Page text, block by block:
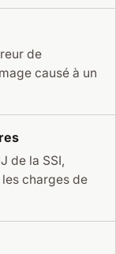
de
causé à un
de la SSI,
charges de